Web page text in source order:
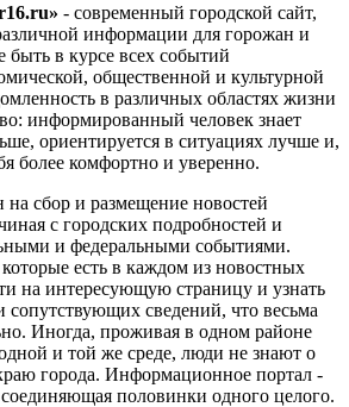
- современный городской сайт,
информации для горожан и
быть в курсе всех событий
общественной и культурной
в различных областях жизни
информированный человек знает
ориентируется в ситуациях лучше и,
более комфортно и уверенно.
на сбор и размещение новостей
с городских подробностей и
и федеральными событиями.
есть в каждом из новостных
на интересующую страницу и узнать
сопутствующих сведений, что весьма
Иногда, проживая в одном районе
и той же среде, люди не знают о
города. Информационное портал -
половинки одного целого.